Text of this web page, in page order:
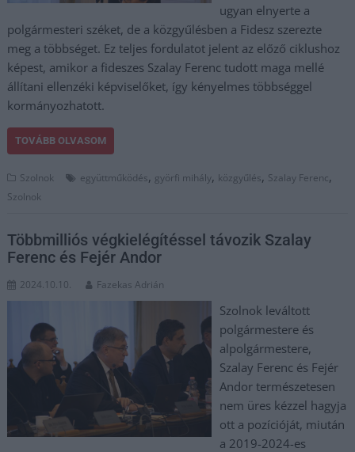
ugyan elnyerte a
polgármesteri széket, de a közgyűlésben a Fidesz szerezte
meg a többséget. Ez teljes fordulatot jelent az előző ciklushoz
képest, amikor a fideszes Szalay Ferenc tudott maga mellé
állítani ellenzéki képviselőket, így kényelmes többséggel
kormányozhatott.
TOVÁBB OLVASOM
Szolnok együttműködés, györfi mihály, közgyűlés, Szalay Ferenc,
Szolnok
Többmilliós végkielégítéssel távozik Szalay
Ferenc és Fejér Andor
2024.10.10. Fazekas Adrián
Szolnok leváltott
polgármestere és
alpolgármestere,
Szalay Ferenc és Fejér
Andor természetesen
nem üres kézzel hagyja
ott a pozícióját, miután
a 2019-2024-es